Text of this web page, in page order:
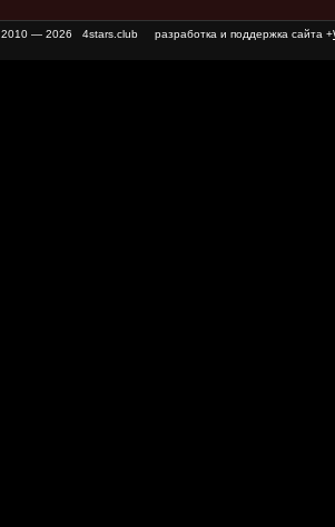
2010 — 2026 4stars.club разработка и поддержка сайта +